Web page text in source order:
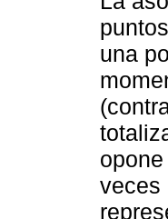
una
veces